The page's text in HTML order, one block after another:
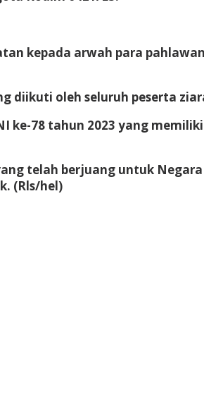
kepada arwah para
diikuti oleh seluruh peserta
ke-78 tahun 2023 yang
telah berjuang untuk
(Rls/hel)